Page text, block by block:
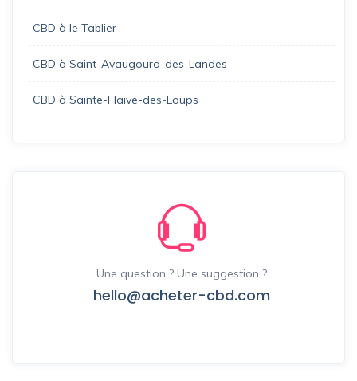
CBD à le Tablier
CBD à Saint-Avaugourd-des-Landes
CBD à Sainte-Flaive-des-Loups
Une question ? Une suggestion ?
hello@acheter-cbd.com